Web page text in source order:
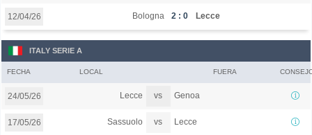
12/04/26 Bologna 2 : 0 Lecce
ITALY SERIE A
FECHA LOCAL FUERA
24/05/26 Lecce vs Genoa
17/05/26 Sassuolo vs Lecce